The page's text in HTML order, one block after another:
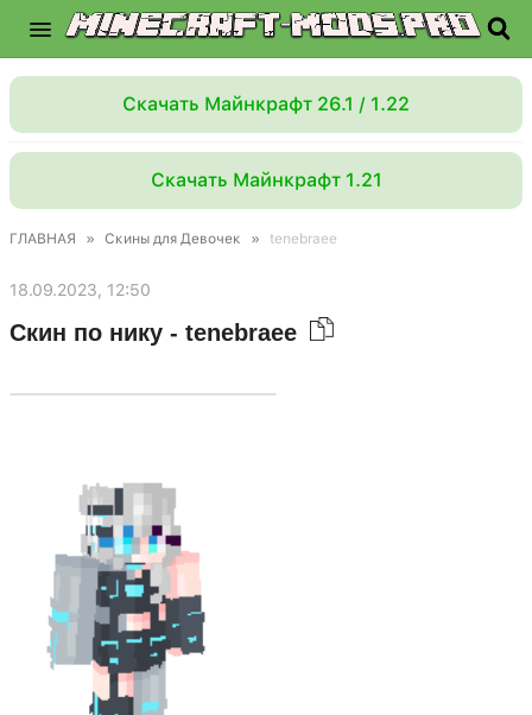
Скачать Майнкрафт 26.1 / 1.22
Скачать Майнкрафт 1.21
ГЛАВНАЯ » Скины для Девочек » tenebraee
18.09.2023, 12:50
Скин по нику - tenebraee